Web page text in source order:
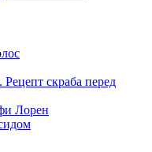
скраба перед
Лорен